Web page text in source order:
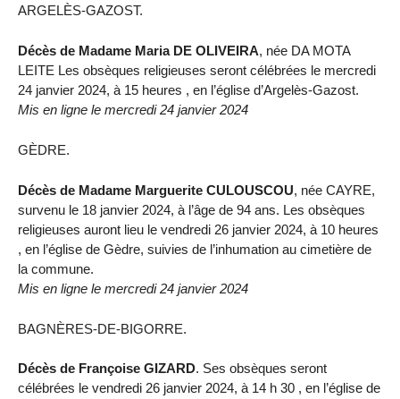
ARGELÈS-GAZOST.
Décès de Madame Maria DE OLIVEIRA, née DA MOTA
LEITE Les obsèques religieuses seront célébrées le mercredi
24 janvier 2024, à 15 heures , en l’église d’Argelès-Gazost.
Mis en ligne le mercredi 24 janvier 2024
GÈDRE.
Décès de Madame Marguerite CULOUSCOU, née CAYRE,
survenu le 18 janvier 2024, à l’âge de 94 ans. Les obsèques
religieuses auront lieu le vendredi 26 janvier 2024, à 10 heures
, en l’église de Gèdre, suivies de l’inhumation au cimetière de
la commune.
Mis en ligne le mercredi 24 janvier 2024
BAGNÈRES-DE-BIGORRE.
Décès de Françoise GIZARD. Ses obsèques seront
célébrées le vendredi 26 janvier 2024, à 14 h 30 , en l’église de